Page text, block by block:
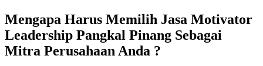
Mengapa Harus Memilih Jasa Motivator
Leadership Pangkal Pinang Sebagai
Mitra Perusahaan Anda ?